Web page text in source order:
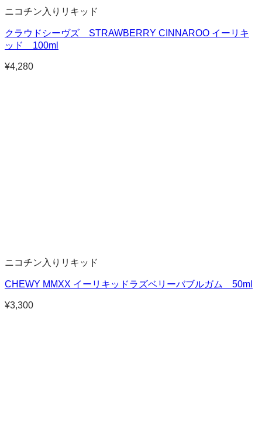
ニコチン入りリキッド
クラウドシーヴズ STRAWBERRY CINNAROO イーリキ
ッド 100ml
¥4,280
ニコチン入りリキッド
CHEWY MMXX イーリキッドラズベリーバブルガム 50ml
¥3,300